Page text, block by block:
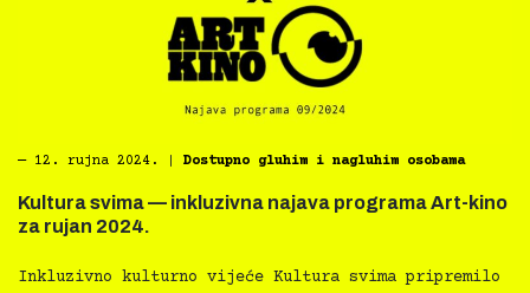
― 12. rujna 2024. Dostupno gluhim i nagluhim osobama
Kultura svima — inkluzivna najava programa Art-kino
za rujan 2024.
Inkluzivno kulturno vijeće Kultura svima pripremilo